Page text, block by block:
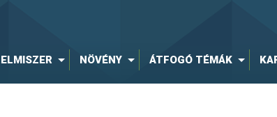
NÖVÉNY ÁTFOGÓ TÉMÁK